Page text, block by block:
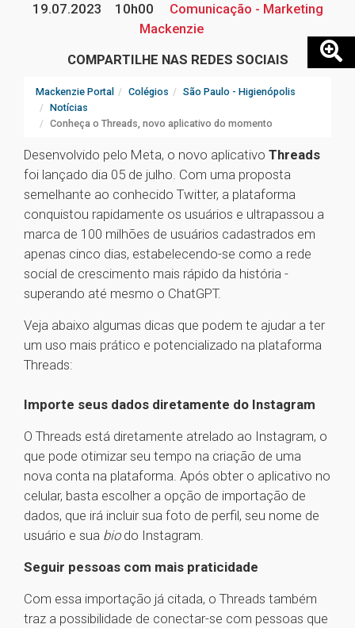
19.07.2023
10h00
Comunicação - Marketing
Mackenzie
COMPARTILHE NAS REDES SOCIAIS
Mackenzie Portal Colégios
São Paulo - Higienópolis
Notícias
Conheça o Threads, novo aplicativo do momento
Desenvolvido pelo Meta, o novo aplicativo Threads
foi lançado dia 05 de julho. Com uma proposta
semelhante ao conhecido Twitter, a plataforma
conquistou rapidamente os usuários e ultrapassou a
marca de 100 milhões de usuários cadastrados em
apenas cinco dias, estabelecendo-se como a rede
social de crescimento mais rápido da história -
superando até mesmo o ChatGPT.
Veja abaixo algumas dicas que podem te ajudar a ter
um uso mais prático e potencializado na plataforma
Threads:
Importe seus dados diretamente do Instagram
O Threads está diretamente atrelado ao Instagram, o
que pode otimizar seu tempo na criação de uma
nova conta na plataforma. Após obter o aplicativo no
celular, basta escolher a opção de importação de
dados, que irá incluir sua foto de perfil, seu nome de
usuário e sua bio do Instagram.
Seguir pessoas com mais praticidade
Com essa importação já citada, o Threads também
traz a possibilidade de conectar-se com pessoas que